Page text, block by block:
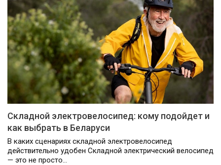
Складной электровелосипед: кому подойдет и
как выбрать в Беларуси
В каких сценариях складной электровелосипед
действительно удобен Складной электрический велосипед
— это не просто…